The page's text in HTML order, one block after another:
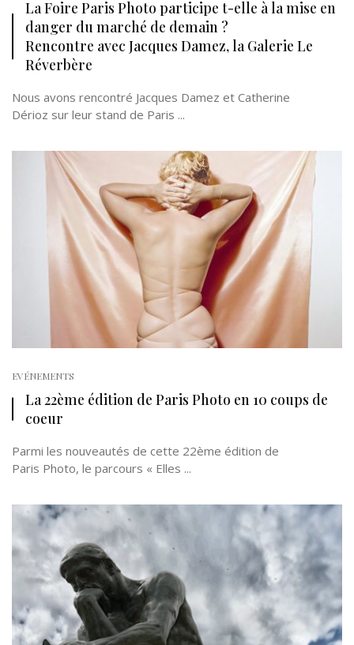
La Foire Paris Photo participe t-elle à la mise en
danger du marché de demain ?
Rencontre avec Jacques Damez, la Galerie Le
Réverbère
Nous avons rencontré Jacques Damez et Catherine
Dérioz sur leur stand de Paris ...
EVÉNEMENTS
La 22ème édition de Paris Photo en 10 coups de
coeur
Parmi les nouveautés de cette 22ème édition de
Paris Photo, le parcours « Elles ...